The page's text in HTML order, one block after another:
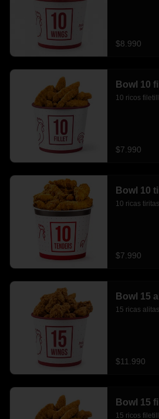
$8.990
Bowl 10
10 ricos
$7.990
Bowl 10
10 ricas
$7.990
Bowl 15
15 ricas
$11.990
Bowl 15
15 ricos